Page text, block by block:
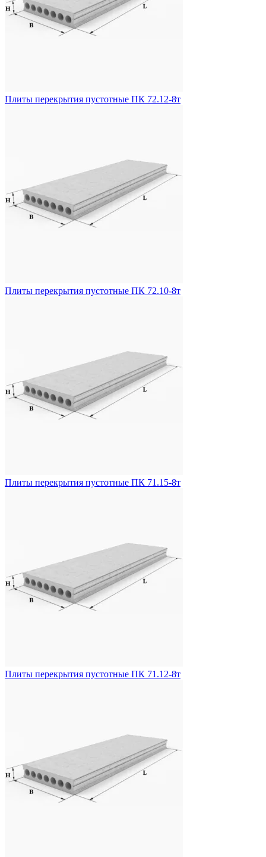
Плиты перекрытия пустотные ПК 72.12-8т
Плиты перекрытия пустотные ПК 72.10-8т
Плиты перекрытия пустотные ПК 71.15-8т
Плиты перекрытия пустотные ПК 71.12-8т